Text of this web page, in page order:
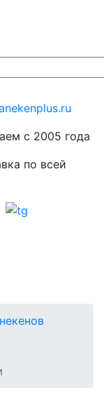
с 2005 года
по всей